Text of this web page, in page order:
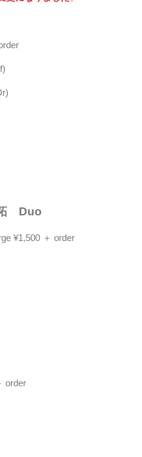
Duo
¥1,500 ＋ order
order